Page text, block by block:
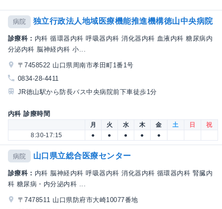
病院 独立行政法人地域医療機能推進機構徳山中央病院
診療科： 内科 循環器内科 呼吸器内科 消化器内科 血液内科 糖尿病内
分泌内科 脳神経内科 小...
〒7458522 山口県周南市孝田町1番1号
0834-28-4411
JR徳山駅から防長バス中央病院前下車徒歩1分
内科 診療時間
月 火 水 木 金 土 日
祝
8:30-17:15
● ● ● ● ●
病院 山口県立総合医療センター
診療科： 内科 脳神経内科 呼吸器内科 消化器内科 循環器内科 腎臓内
科 糖尿病・内分泌内科 ...
〒7478511 山口県防府市大崎10077番地